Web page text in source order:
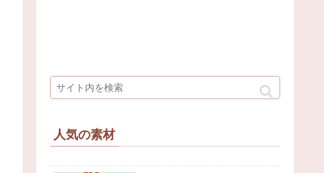
人気の素材